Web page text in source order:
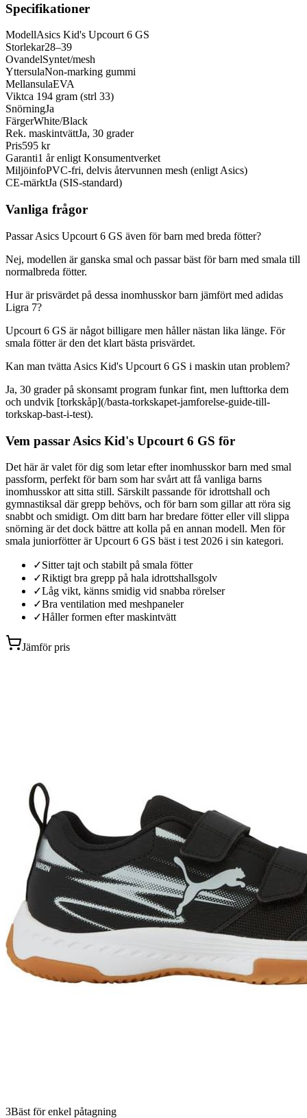
Specifikationer
ModellAsics Kid's Upcourt 6 GS
Storlekar28–39
OvandelSyntet/mesh
YttersulaNon-marking gummi
MellansulaEVA
Viktca 194 gram (strl 33)
SnörningJa
FärgerWhite/Black
Rek. maskintvättJa, 30 grader
Pris595 kr
Garanti1 år enligt Konsumentverket
MiljöinfoPVC-fri, delvis återvunnen mesh (enligt Asics)
CE-märktJa (SIS-standard)
Vanliga frågor
Passar Asics Upcourt 6 GS även för barn med breda fötter?
Nej, modellen är ganska smal och passar bäst för barn med smala till
normalbreda fötter.
Hur är prisvärdet på dessa inomhusskor barn jämfört med adidas
Ligra 7?
Upcourt 6 GS är något billigare men håller nästan lika länge. För
smala fötter är den det klart bästa prisvärdet.
Kan man tvätta Asics Kid's Upcourt 6 GS i maskin utan problem?
Ja, 30 grader på skonsamt program funkar fint, men lufttorka dem
och undvik [torkskåp](/basta-torkskapet-jamforelse-guide-till-
torkskap-bast-i-test).
Vem passar Asics Kid's Upcourt 6 GS för
Det här är valet för dig som letar efter inomhusskor barn med smal
passform, perfekt för barn som har svårt att få vanliga barns
inomhusskor att sitta still. Särskilt passande för idrottshall och
gymnastiksal där grepp behövs, och för barn som gillar att röra sig
snabbt och smidigt. Om ditt barn har bredare fötter eller vill slippa
snörning är det dock bättre att kolla på en annan modell. Men för
smala juniorfötter är Upcourt 6 GS bäst i test 2026 i sin kategori.
✓Sitter tajt och stabilt på smala fötter
✓Riktigt bra grepp på hala idrottshallsgolv
✓Låg vikt, känns smidig vid snabba rörelser
✓Bra ventilation med meshpaneler
✓Håller formen efter maskintvätt
Jämför pris
3Bäst för enkel påtagning